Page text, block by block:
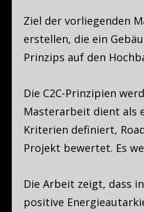
Ziel der vorliegenden
erstellen, die ein
Prinzips auf den
Die C2C-Prinzipien
Masterarbeit dient als
Kriterien definiert,
Projekt bewertet. Es
Die Arbeit zeigt, dass
positive